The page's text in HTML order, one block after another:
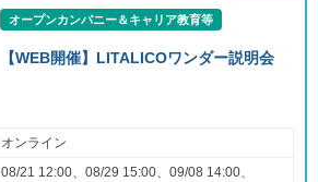
オープンカンパニー＆キャリア教育等
【WEB開催】LITALICOワンダー説明会
オンライン
08/21 12:00、08/29 15:00、09/08 14:00、